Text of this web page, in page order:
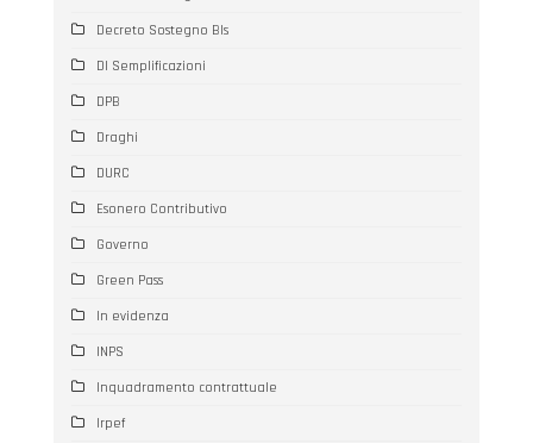
Decreto Sostegno BIs
Dl Semplificazioni
DPB
Draghi
DURC
Esonero Contributivo
Governo
Green Pass
In evidenza
INPS
Inquadramento contrattuale
Irpef